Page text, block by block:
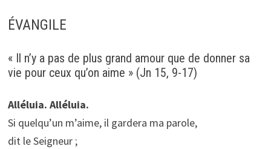
ÉVANGILE
« Il n’y a pas de plus grand amour que de donner sa
vie pour ceux qu’on aime » (Jn 15, 9-17)
Alléluia. Alléluia.
Si quelqu’un m’aime, il gardera ma parole,
dit le Seigneur ;